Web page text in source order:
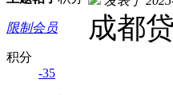
限制会员
积分
-35
成都